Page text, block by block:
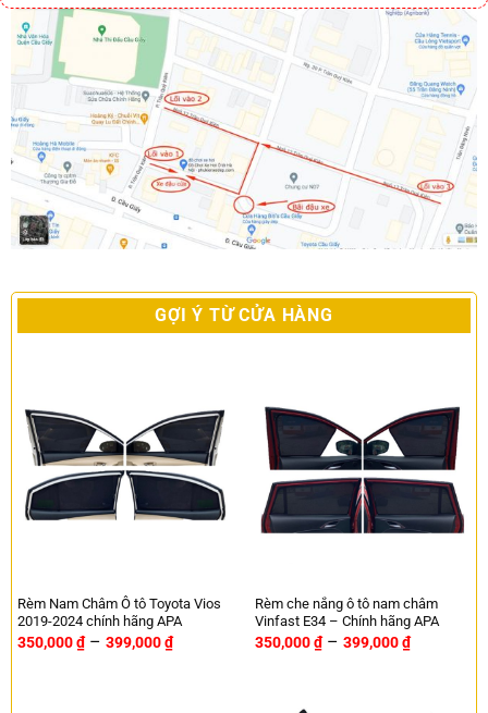
GỢI Ý TỪ CỬA HÀNG
Rèm Nam Châm Ô tô Toyota Vios
2019-2024 chính hãng APA
350,000₫ – 399,000₫
Rèm che nắng ô tô nam châm
Vinfast E34 – Chính hãng APA
350,000₫ – 399,000₫